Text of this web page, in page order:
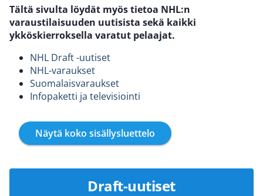
Tältä sivulta löydät myös tietoa NHL:n
varaustilaisuuden uutisista sekä kaikki
ykköskierroksella varatut pelaajat.
NHL Draft -uutiset
NHL-varaukset
Suomalaisvaraukset
Infopaketti ja televisiointi
Näytä koko sisällysluettelo
Draft-uutiset